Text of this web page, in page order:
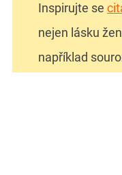
Inspirujte se
nejen lásku
například